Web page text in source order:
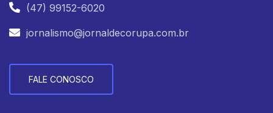
(47) 99152-6020
jornalismo@jornaldecorupa.com.br
FALE CONOSCO